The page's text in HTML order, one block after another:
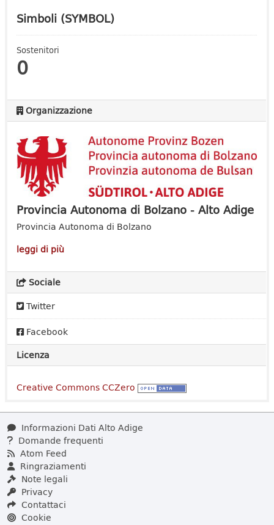
Simboli (SYMBOL)
Sostenitori
0
Organizzazione
Provincia Autonoma di Bolzano - Alto Adige
Provincia Autonoma di Bolzano
leggi di più
Sociale
Twitter
Facebook
Licenza
Creative Commons CCZero
Informazioni Dati Alto Adige
Domande frequenti
Atom Feed
Ringraziamenti
Note legali
Privacy
Contattaci
Cookie